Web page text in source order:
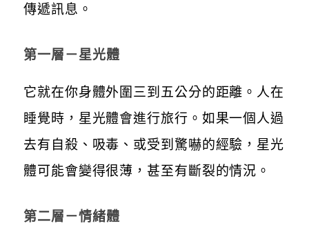
傳遞訊息。
第一層－星光體
它就在你身體外圍三到五公分的距離。人在
睡覺時，星光體會進行旅行。如果一個人過
去有自殺、吸毒、或受到驚嚇的經驗，星光
體可能會變得很薄，甚至有斷裂的情況。
第二層－情緒體